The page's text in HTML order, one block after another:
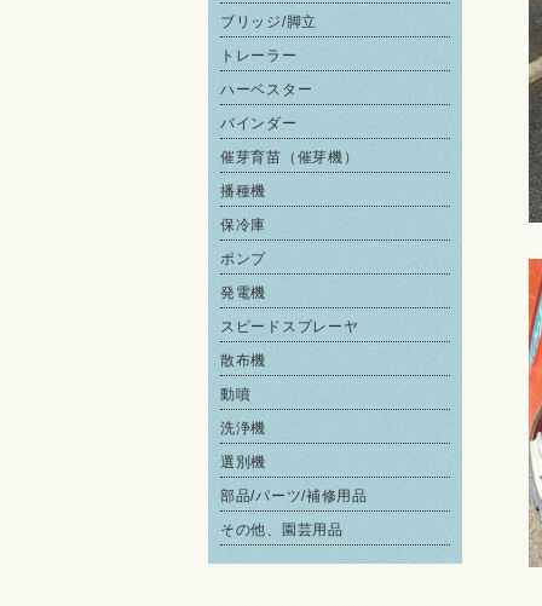
ブリッジ/脚立
トレーラー
ハーベスター
バインダー
催芽育苗（催芽機）
播種機
保冷庫
ポンプ
発電機
スピードスプレーヤ
散布機
動噴
洗浄機
選別機
部品/パーツ/補修用品
その他、園芸用品